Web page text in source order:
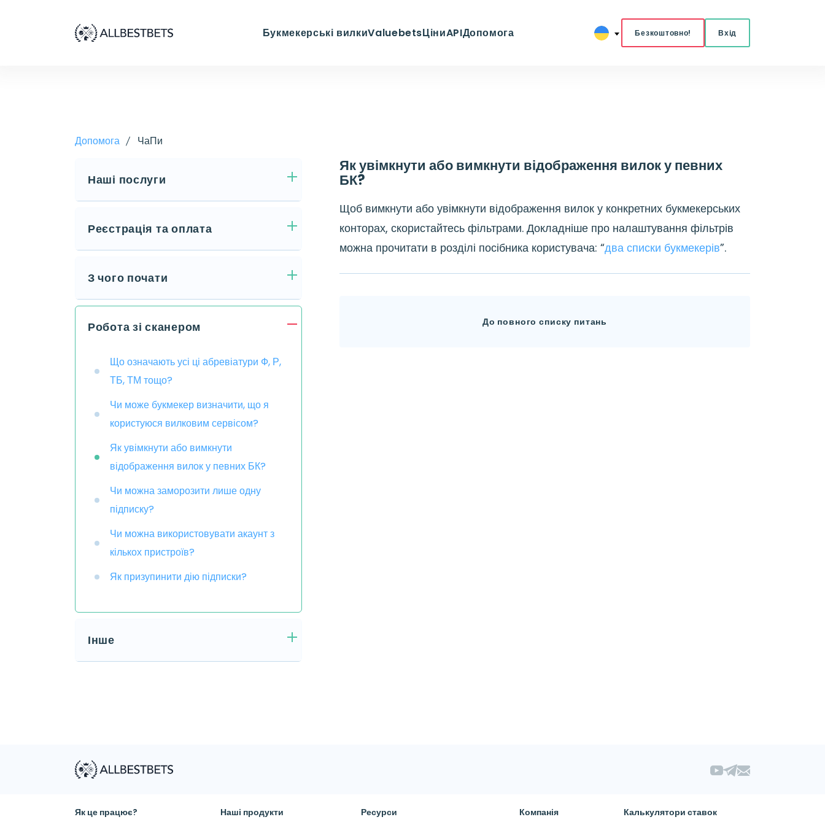
Букмекерські вилкиValuebetsЦіниAPIДопомога Безкоштовно! Вхід
Допомога ЧаПи
Наші послуги
Реєстрація та оплата
З чого почати
Робота зі сканером
Що означають усі ці абревіатури Ф, Р,
ТБ, ТМ тощо?
Чи може букмекер визначити, що я
користуюся вилковим сервісом?
Як увімкнути або вимкнути
відображення вилок у певних БК?
Чи можна заморозити лише одну
підписку?
Чи можна використовувати акаунт з
кількох пристроїв?
Як призупинити дію підписки?
Інше
Як увімкнути або вимкнути відображення вилок у певних
БК?
Щоб вимкнути або увімкнути відображення вилок у конкретних букмекерських
конторах, скористайтесь фільтрами. Докладніше про налаштування фільтрів
можна прочитати в розділі посібника користувача: “два списки букмекерів”.
До повного списку питань
Як це працює? Наші продукти Ресурси Компанія Калькулятори ставок